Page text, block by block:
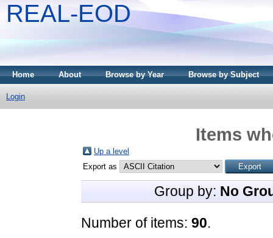
REAL-EOD
Home About Browse by Year Browse by Subject
Login
Items
Up a level
Export as
Group by: No
Number of items: 90.